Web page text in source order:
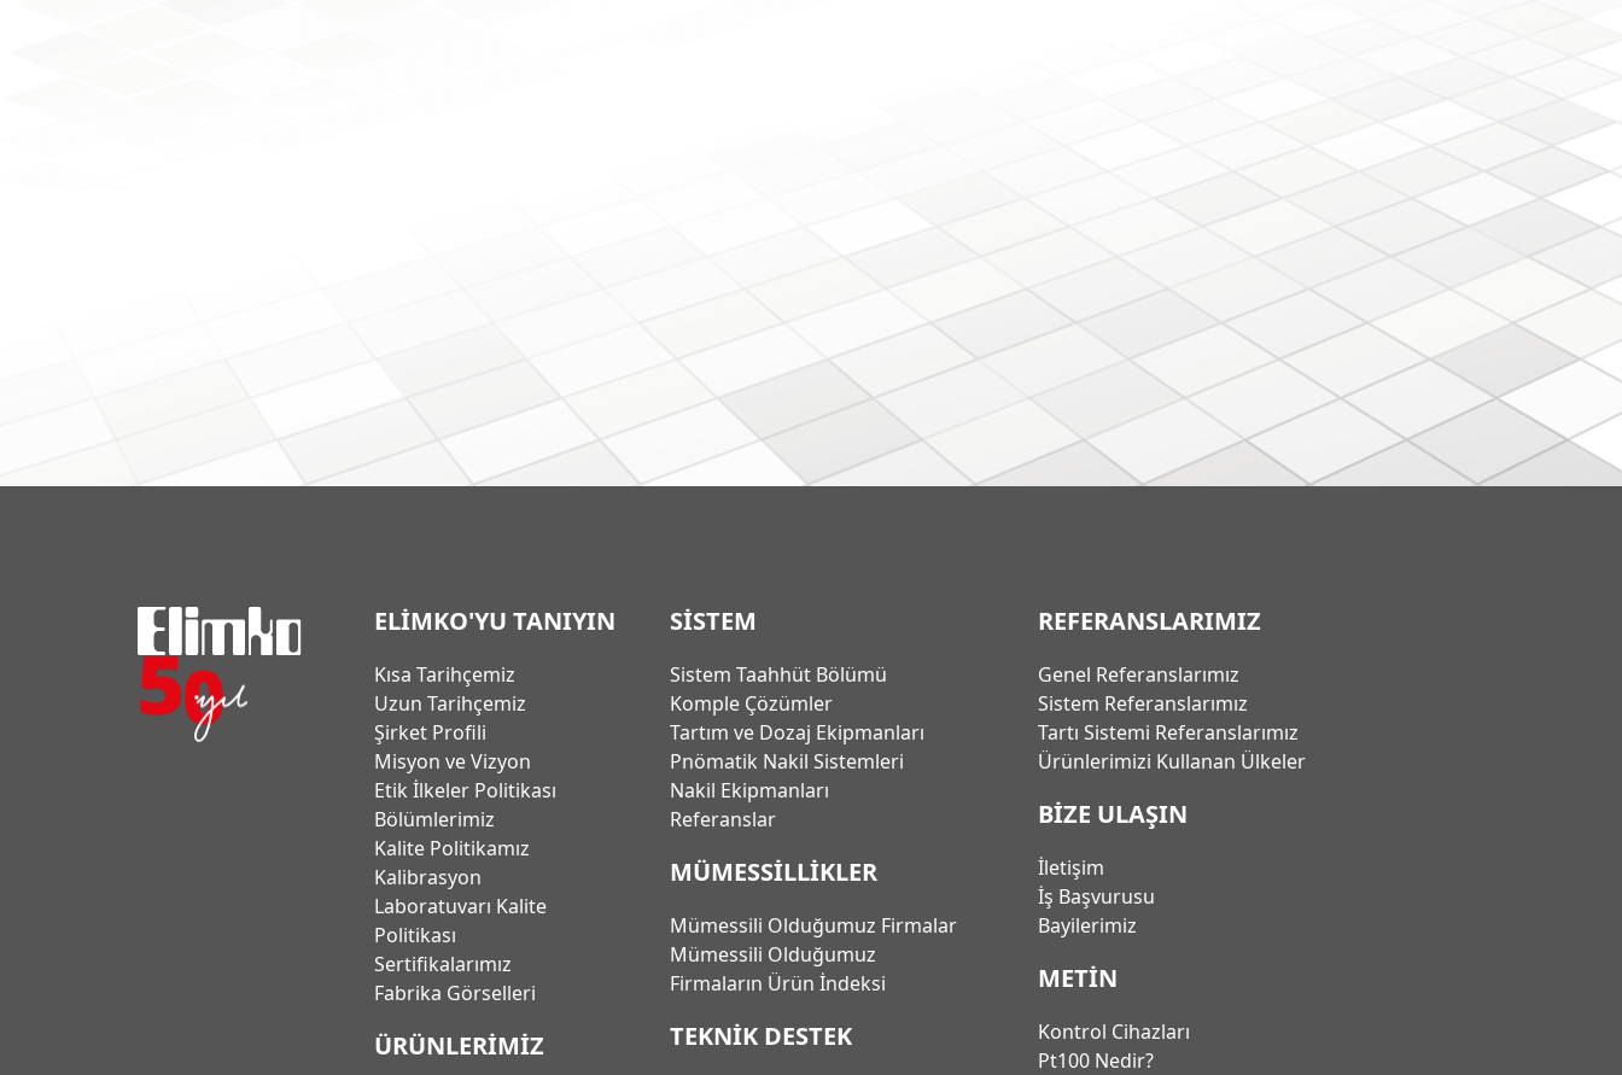
ELİMKO'YU TANIYIN
Kısa Tarihçemiz
Uzun Tarihçemiz
Şirket Profili
Misyon ve Vizyon
Etik İlkeler Politikası
Bölümlerimiz
Kalite Politikamız
Kalibrasyon
Laboratuvarı Kalite
Politikası
Sertifikalarımız
Fabrika Görselleri
ÜRÜNLERİMİZ
SİSTEM
Sistem Taahhüt Bölümü
Komple Çözümler
Tartım ve Dozaj Ekipmanları
Pnömatik Nakil Sistemleri
Nakil Ekipmanları
Referanslar
MÜMESSİLLİKLER
Mümessili Olduğumuz Firmalar
Mümessili Olduğumuz
Firmaların Ürün İndeksi
TEKNİK DESTEK
REFERANSLARIMIZ
Genel Referanslarımız
Sistem Referanslarımız
Tartı Sistemi Referanslarımız
Ürünlerimizi Kullanan Ülkeler
BİZE ULAŞIN
İletişim
İş Başvurusu
Bayilerimiz
METIN
Kontrol Cihazları
Pt100 Nedir?